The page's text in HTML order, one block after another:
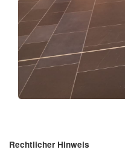
Rechtlicher Hinweis